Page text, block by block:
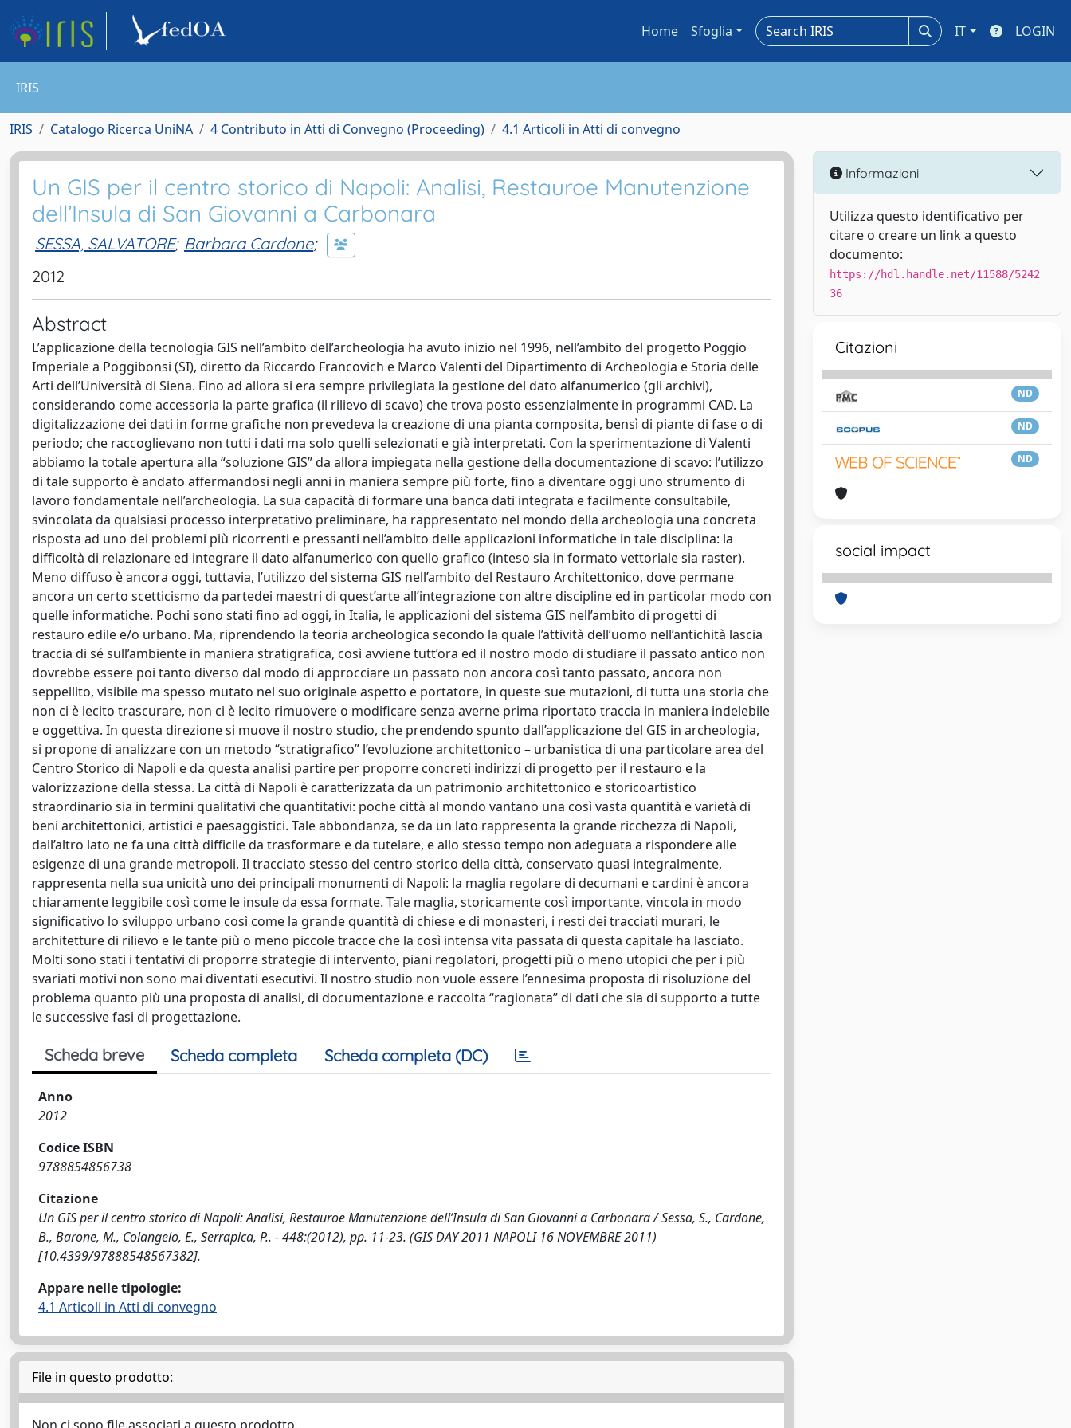
Home Sfoglia IT LOGIN
IRIS
IRIS Catalogo Ricerca UniNA 4 Contributo in Atti di Convegno (Proceeding) 4.1 Articoli in Atti di convegno
Un GIS per il centro storico di Napoli: Analisi, Restauroe Manutenzione
dell’Insula di San Giovanni a Carbonara
SESSA, SALVATORE; Barbara Cardone;
2012
Abstract
L’applicazione della tecnologia GIS nell’ambito dell’archeologia ha avuto inizio nel 1996, nell’ambito del progetto Poggio
Imperiale a Poggibonsi (SI), diretto da Riccardo Francovich e Marco Valenti del Dipartimento di Archeologia e Storia delle
Arti dell’Università di Siena. Fino ad allora si era sempre privilegiata la gestione del dato alfanumerico (gli archivi),
considerando come accessoria la parte grafica (il rilievo di scavo) che trova posto essenzialmente in programmi CAD. La
digitalizzazione dei dati in forme grafiche non prevedeva la creazione di una pianta composita, bensì di piante di fase o di
periodo; che raccoglievano non tutti i dati ma solo quelli selezionati e già interpretati. Con la sperimentazione di Valenti
abbiamo la totale apertura alla “soluzione GIS” da allora impiegata nella gestione della documentazione di scavo: l’utilizzo
di tale supporto è andato affermandosi negli anni in maniera sempre più forte, fino a diventare oggi uno strumento di
lavoro fondamentale nell’archeologia. La sua capacità di formare una banca dati integrata e facilmente consultabile,
svincolata da qualsiasi processo interpretativo preliminare, ha rappresentato nel mondo della archeologia una concreta
risposta ad uno dei problemi più ricorrenti e pressanti nell’ambito delle applicazioni informatiche in tale disciplina: la
difficoltà di relazionare ed integrare il dato alfanumerico con quello grafico (inteso sia in formato vettoriale sia raster).
Meno diffuso è ancora oggi, tuttavia, l’utilizzo del sistema GIS nell’ambito del Restauro Architettonico, dove permane
ancora un certo scetticismo da partedei maestri di quest’arte all’integrazione con altre discipline ed in particolar modo con
quelle informatiche. Pochi sono stati fino ad oggi, in Italia, le applicazioni del sistema GIS nell’ambito di progetti di
restauro edile e/o urbano. Ma, riprendendo la teoria archeologica secondo la quale l’attività dell’uomo nell’antichità lascia
traccia di sé sull’ambiente in maniera stratigrafica, così avviene tutt’ora ed il nostro modo di studiare il passato antico non
dovrebbe essere poi tanto diverso dal modo di approcciare un passato non ancora così tanto passato, ancora non
seppellito, visibile ma spesso mutato nel suo originale aspetto e portatore, in queste sue mutazioni, di tutta una storia che
non ci è lecito trascurare, non ci è lecito rimuovere o modificare senza averne prima riportato traccia in maniera indelebile
e oggettiva. In questa direzione si muove il nostro studio, che prendendo spunto dall’applicazione del GIS in archeologia,
si propone di analizzare con un metodo “stratigrafico” l’evoluzione architettonico – urbanistica di una particolare area del
Centro Storico di Napoli e da questa analisi partire per proporre concreti indirizzi di progetto per il restauro e la
valorizzazione della stessa. La città di Napoli è caratterizzata da un patrimonio architettonico e storicoartistico
straordinario sia in termini qualitativi che quantitativi: poche città al mondo vantano una così vasta quantità e varietà di
beni architettonici, artistici e paesaggistici. Tale abbondanza, se da un lato rappresenta la grande ricchezza di Napoli,
dall’altro lato ne fa una città difficile da trasformare e da tutelare, e allo stesso tempo non adeguata a rispondere alle
esigenze di una grande metropoli. Il tracciato stesso del centro storico della città, conservato quasi integralmente,
rappresenta nella sua unicità uno dei principali monumenti di Napoli: la maglia regolare di decumani e cardini è ancora
chiaramente leggibile così come le insule da essa formate. Tale maglia, storicamente così importante, vincola in modo
significativo lo sviluppo urbano così come la grande quantità di chiese e di monasteri, i resti dei tracciati murari, le
architetture di rilievo e le tante più o meno piccole tracce che la così intensa vita passata di questa capitale ha lasciato.
Molti sono stati i tentativi di proporre strategie di intervento, piani regolatori, progetti più o meno utopici che per i più
svariati motivi non sono mai diventati esecutivi. Il nostro studio non vuole essere l’ennesima proposta di risoluzione del
problema quanto più una proposta di analisi, di documentazione e raccolta “ragionata” di dati che sia di supporto a tutte
le successive fasi di progettazione.
Scheda breve Scheda completa Scheda completa (DC)
Anno
2012
Codice ISBN
9788854856738
Citazione
Un GIS per il centro storico di Napoli: Analisi, Restauroe Manutenzione dell’Insula di San Giovanni a Carbonara / Sessa, S., Cardone,
B., Barone, M., Colangelo, E., Serrapica, P.. - 448:(2012), pp. 11-23. (GIS DAY 2011 NAPOLI 16 NOVEMBRE 2011)
[10.4399/97888548567382].
Appare nelle tipologie:
4.1 Articoli in Atti di convegno
File in questo prodotto:
Informazioni
Utilizza questo identificativo per
citare o creare un link a questo
documento:
https://hdl.handle.net/11588/5242
36
Citazioni
ND
ND
ND
social impact